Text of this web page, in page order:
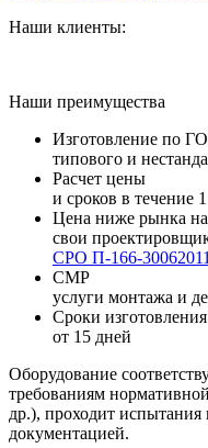
Наши клиенты:
Наши преимущества
Изготовление по
типового и
Расчет цены
и сроков в течение 1
Цена ниже рынка
свои
СРО П-166-30062011
СМР
услуги монтажа и
Сроки изготовления
от 15 дней
Оборудование
требованиям
др.), проходит испытания
документацией.